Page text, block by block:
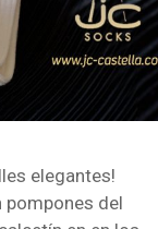
elegantes!
pompones del